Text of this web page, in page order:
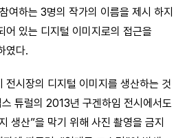
여하는 3명의 작가의 이름을 제시 하지
어 있는 디지털 이미지로의 접근을
였다.
전시장의 디지털 이미지를 생산하는 것
튜럴의 2013년 구겐하임 전시에서도
생산”을 막기 위해 사진 촬영을 금지